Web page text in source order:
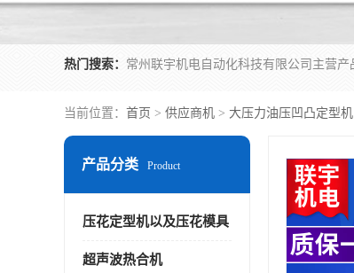
热门搜索：
当前位置： 首页 > 供应商机 > 大压力油压凹凸定型机
产品分类 Product
压花定型机以及压花模具
超声波热合机